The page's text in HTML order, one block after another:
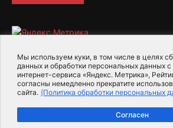
Мы используем куки, в том числе в целях
данных и обработки персональных данных
интернет-сервиса «Яндекс. Метрика»,
согласны немедленно прекратите
сайта. (Политика обработки персональных
Согласен
2015-2026- Информационное агентство
Для справки Об издании
Политика обработки персональных данных